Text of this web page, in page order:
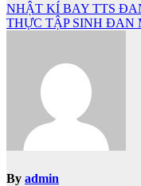
Điều
hướng
NHẬT KÍ BAY TTS
THỰC TẬP SINH ĐAN
By admin